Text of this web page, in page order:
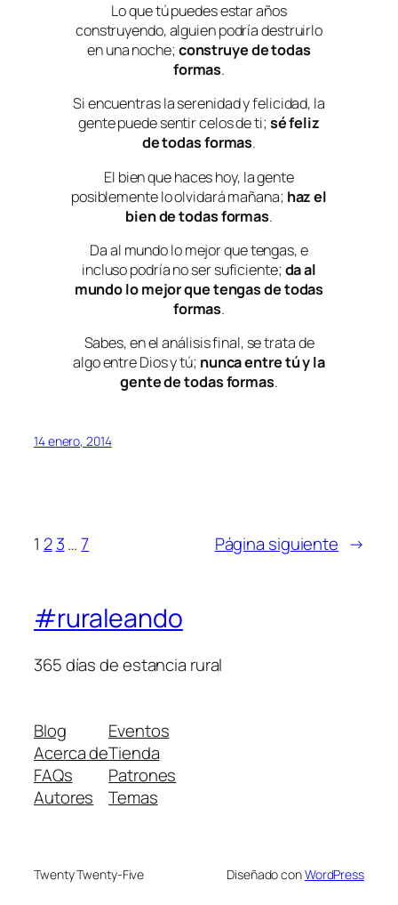
Lo que tú puedes estar años
construyendo, alguien podría destruirlo
en una noche; construye de todas
formas.
Si encuentras la serenidad y felicidad, la
gente puede sentir celos de ti; sé feliz
de todas formas.
El bien que haces hoy, la gente
posiblemente lo olvidará mañana; haz el
bien de todas formas.
Da al mundo lo mejor que tengas, e
incluso podría no ser suficiente; da al
mundo lo mejor que tengas de todas
formas.
Sabes, en el análisis final, se trata de
algo entre Dios y tú; nunca entre tú y la
gente de todas formas.
14 enero, 2014
1 2 3… 7 Página siguiente →
#ruraleando
365 días de estancia rural
Blog
Acerca de
FAQs
Autores
Eventos
Tienda
Patrones
Temas
Twenty Twenty-Five Diseñado conWordPress